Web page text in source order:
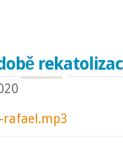
rafael.mp3